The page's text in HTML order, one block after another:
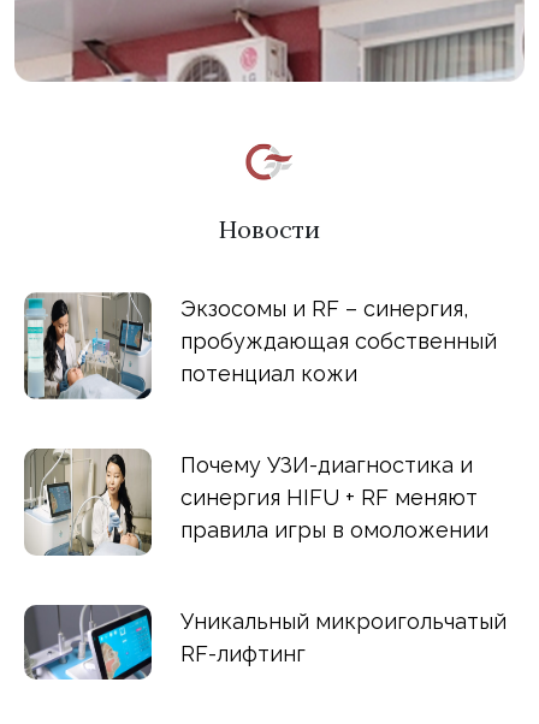
Новости
Экзосомы и RF – синергия,
пробуждающая собственный
потенциал кожи
Почему УЗИ-диагностика и
синергия HIFU + RF меняют
правила игры в омоложении
Уникальный микроигольчатый
RF-лифтинг